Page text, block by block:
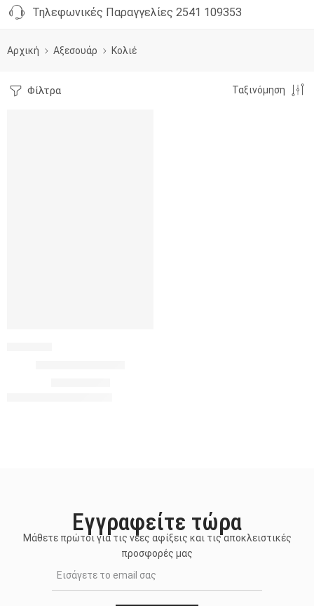
Τηλεφωνικές Παραγγελίες 2541 109353
Αρχική Αξεσουάρ Κολιέ
Φίλτρα Ταξινόμηση
Εγγραφείτε τώρα
Μάθετε πρώτοι για τις νέες αφίξεις και τις αποκλειστικές
προσφορές μας